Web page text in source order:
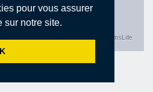
pour vous assurer
sur notre site.
Nos marques
Contact
confidentialité
Powered by cmsLite